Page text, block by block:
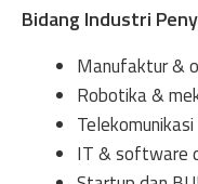
Bidang Industri
Manufaktur &
Robotika &
Telekomunikasi
IT & software